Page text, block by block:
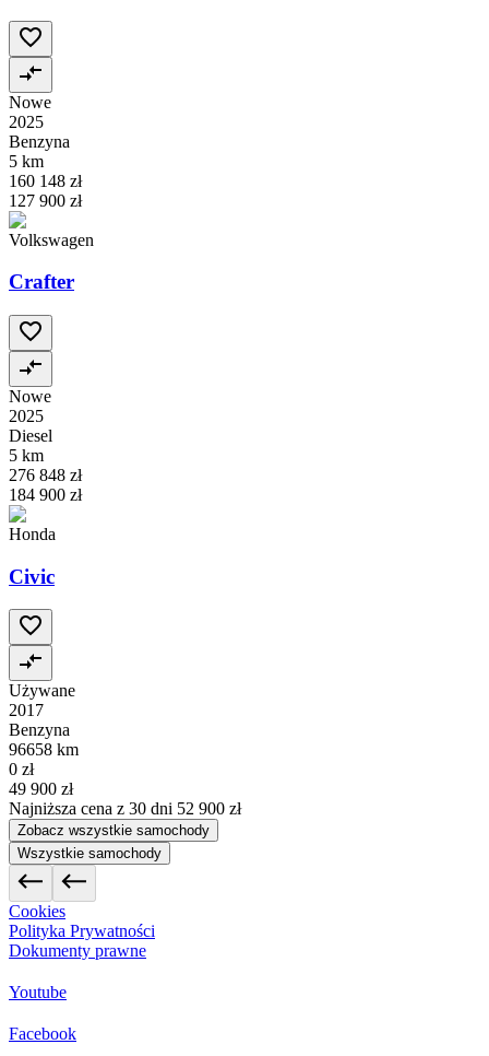
Nowe
2025
Benzyna
5 km
160 148 zł
127 900 zł
Volkswagen
Crafter
Nowe
2025
Diesel
5 km
276 848 zł
184 900 zł
Honda
Civic
Używane
2017
Benzyna
96658 km
0 zł
49 900 zł
Najniższa cena z 30 dni 52 900 zł
Zobacz wszystkie samochody
Wszystkie samochody
Cookies
Polityka Prywatności
Dokumenty prawne
Youtube
Facebook